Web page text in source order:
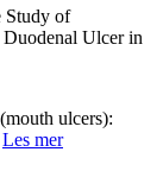
Study of
Duodenal Ulcer in
ulcers):
Les mer